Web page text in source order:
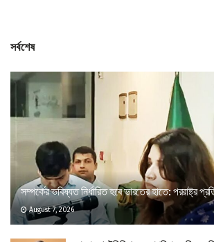
সর্বশেষ
সম্পর্কের ভবিষ্যত নির্ধারিত হবে ভারতের হাতে: পররাষ্ট্র
August 7, 2026